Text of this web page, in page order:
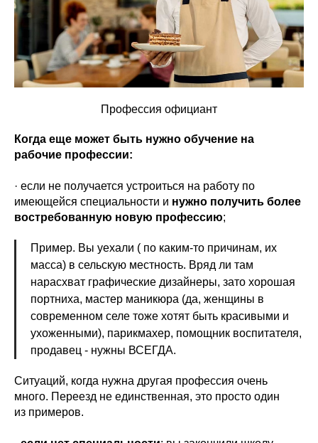
Профессия официант
Когда еще может быть нужно обучение на
рабочие профессии:
· если не получается устроиться на работу по
имеющейся специальности и нужно получить более
востребованную новую профессию;
Пример. Вы уехали ( по каким-то причинам, их
масса) в сельскую местность. Вряд ли там
нарасхват графические дизайнеры, зато хорошая
портниха, мастер маникюра (да, женщины в
современном селе тоже хотят быть красивыми и
ухоженными), парикмахер, помощник воспитателя,
продавец - нужны ВСЕГДА.
Ситуаций, когда нужна другая профессия очень
много. Переезд не единственная, это просто один
из примеров.